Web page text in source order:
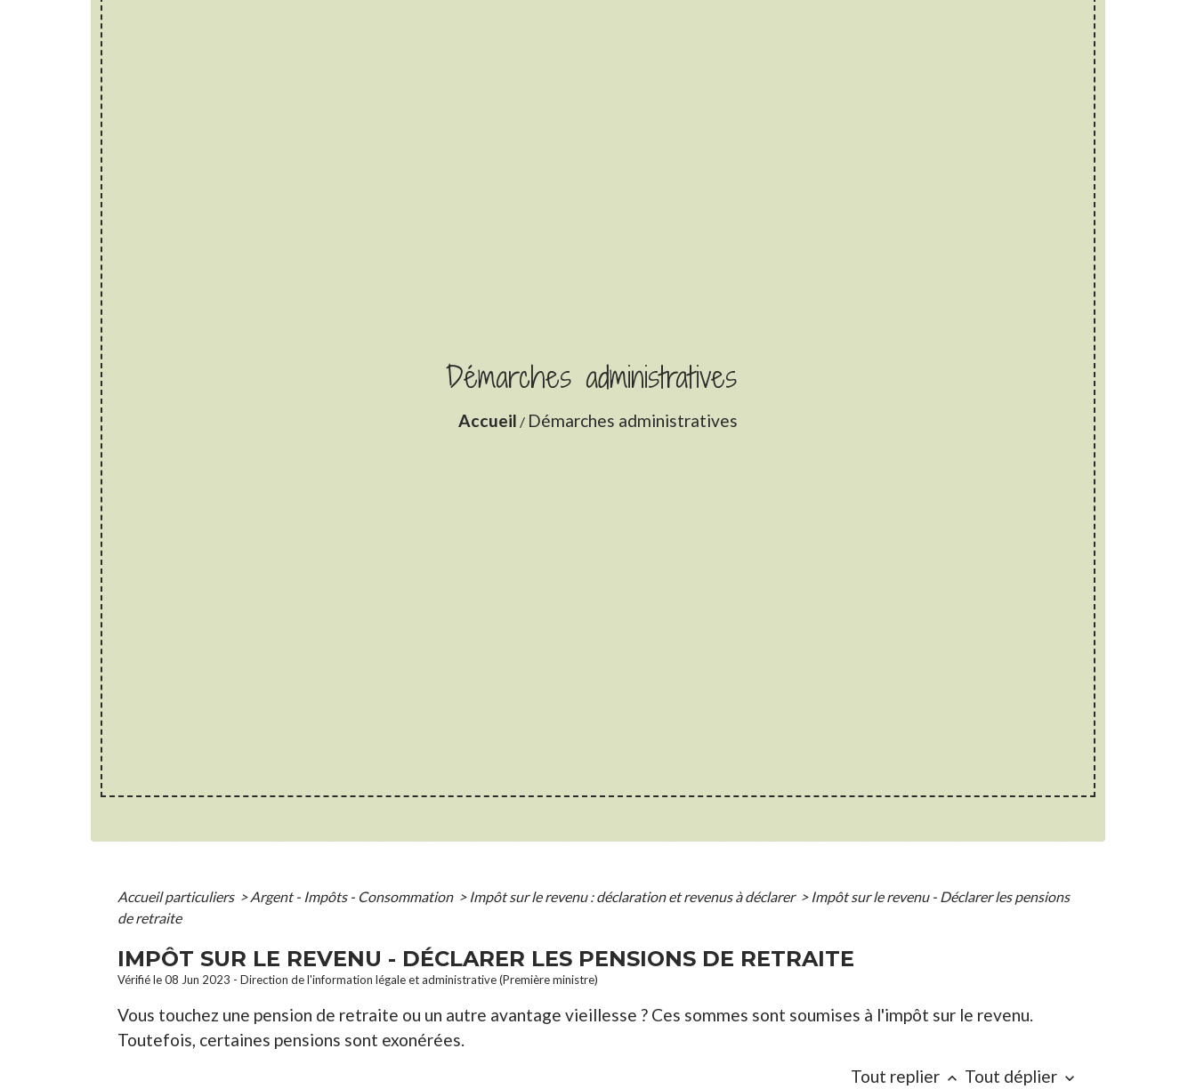
Démarches administratives
Accueil / Démarches administratives
Accueil particuliers > Argent - Impôts - Consommation > Impôt sur le revenu : déclaration et revenus à déclarer > Impôt sur le revenu - Déclarer les pensions
de retraite
IMPÔT SUR LE REVENU - DÉCLARER LES PENSIONS DE RETRAITE
Vérifié le 08 Jun 2023 - Direction de l'information légale et administrative (Première ministre)
Vous touchez une pension de retraite ou un autre avantage vieillesse ? Ces sommes sont soumises à l'impôt sur le revenu.
Toutefois, certaines pensions sont exonérées.
Tout replier keyboard_arrow_up Tout déplier keyboard_arrow_down